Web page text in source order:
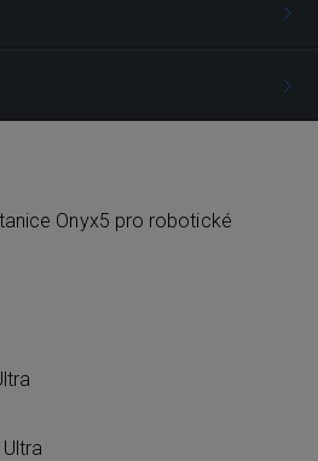
Onyx5 pro robotické